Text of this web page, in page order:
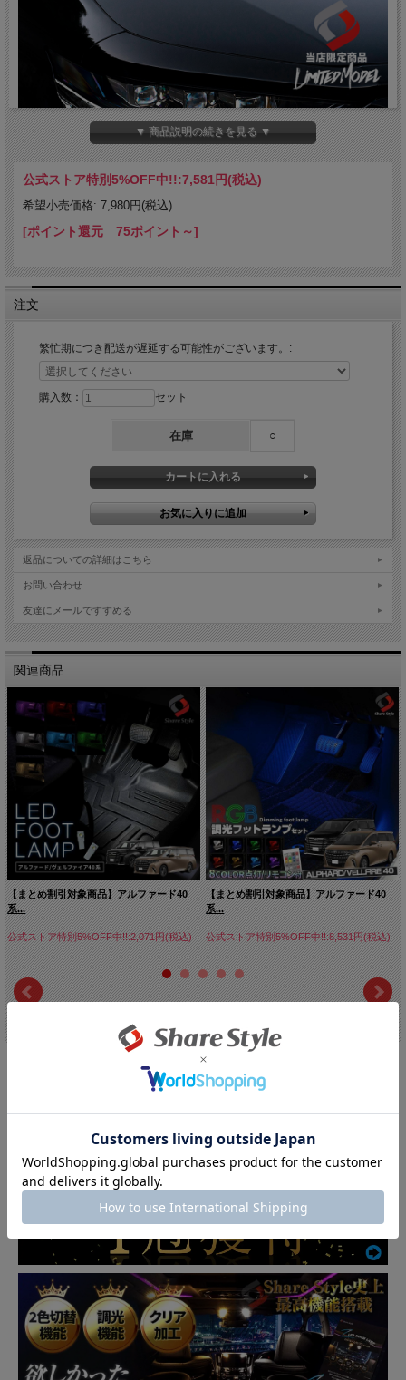
▼ 商品説明の続きを見る ▼
公式ストア特別5%OFF中!!:7,581円(税込)
希望小売価格: 7,980円(税込)
[ポイント還元 75ポイント～]
注文
繁忙期につき配送が遅延する可能性がございます。:
購入数： セット
在庫 ○
返品についての詳細はこちら
お問い合わせ
友達にメールですすめる
関連商品
【まとめ割引対象商品】アルファード40
系...
公式ストア特別5%OFF中!!:2,071円(税込)
【まとめ割引対象商品】アルファード40
系...
公式ストア特別5%OFF中!!:8,531円(税込)